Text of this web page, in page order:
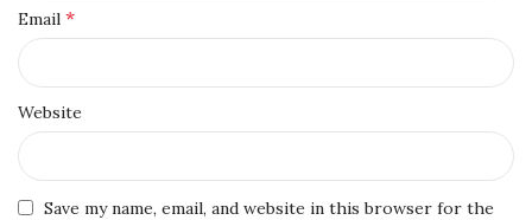
Email *
Website
Save my name, email, and website in this browser for the